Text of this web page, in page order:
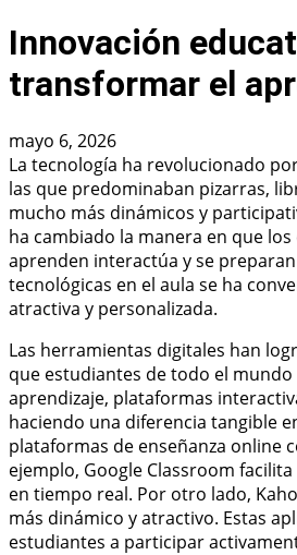
Innovación
transformar el
mayo 6, 2026
La tecnología ha revolucionado
las que predominaban pizarras,
mucho más dinámicos y
ha cambiado la manera en que
aprenden interactúa y se
tecnológicas en el aula se ha
atractiva y personalizada.
Las herramientas digitales han
que estudiantes de todo el
aprendizaje, plataformas
haciendo una diferencia tangible
plataformas de enseñanza online
ejemplo, Google Classroom
en tiempo real. Por otro lado,
más dinámico y atractivo. Estas
estudiantes a participar